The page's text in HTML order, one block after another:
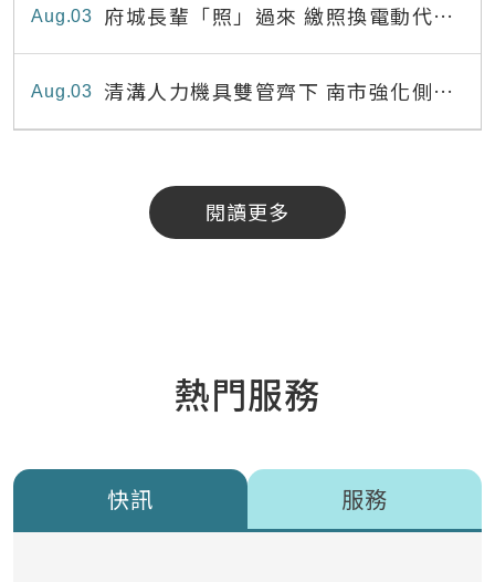
03
Aug
府城長輩「照」過來 繳照換電動代步
最高補助8,000元
03
Aug
清溝人力機具雙管齊下 南市強化側溝
清疏效能
閱讀更多
熱門服務
快訊 服務